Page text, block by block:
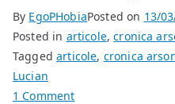
By EgoPHobiaPosted on 13/
Posted in articole,cronica
Taggedarticole, cronica
Lucian
1 Commenton